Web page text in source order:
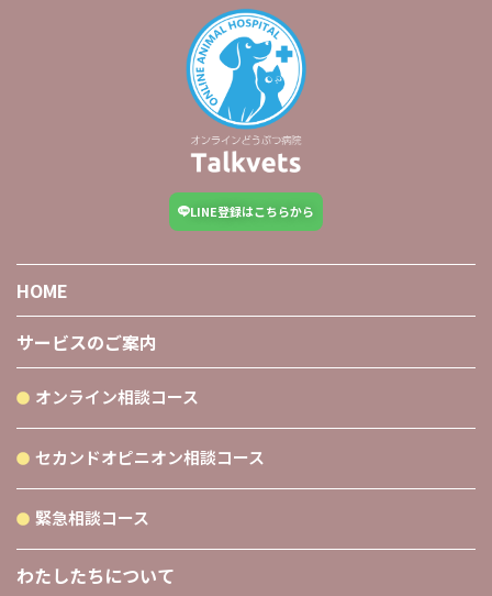
LINE登録はこちらから
HOME
サービスのご案内
オンライン相談コース
セカンドオピニオン相談コース
緊急相談コース
わたしたちについて